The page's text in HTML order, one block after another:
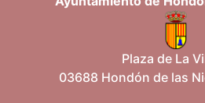
Plaza de La
03688 Hondón de las